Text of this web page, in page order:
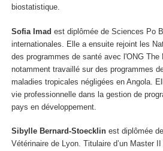
biostatistique.
Sofia Imad est diplômée de Sciences Po
internationales. Elle a ensuite rejoint les
des programmes de santé avec l'ONG
notamment travaillé sur des programmes
maladies tropicales négligées en Angola.
vie professionnelle dans la gestion de
pays en développement.
Sibylle Bernard-Stoecklin est diplômée
Vétérinaire de Lyon. Titulaire d’un Master